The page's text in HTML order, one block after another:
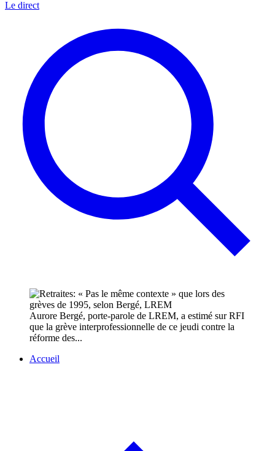
Le direct
Aurore Bergé, porte-parole de LREM, a estimé sur RFI
que la grève interprofessionnelle de ce jeudi contre la
réforme des...
Accueil